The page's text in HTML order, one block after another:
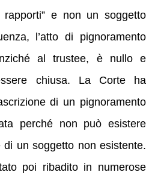
e non un soggetto
l’atto di pignoramento
al trustee, è nullo e
chiusa. La Corte ha
di un pignoramento
perché non può esistere
di un soggetto non esistente.
poi ribadito in numerose